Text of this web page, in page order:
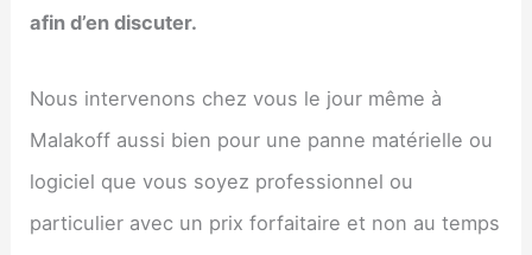
afin d’en discuter.
Nous intervenons chez vous le jour même à
Malakoff aussi bien pour une panne matérielle ou
logiciel que vous soyez professionnel ou
particulier avec un prix forfaitaire et non au temps